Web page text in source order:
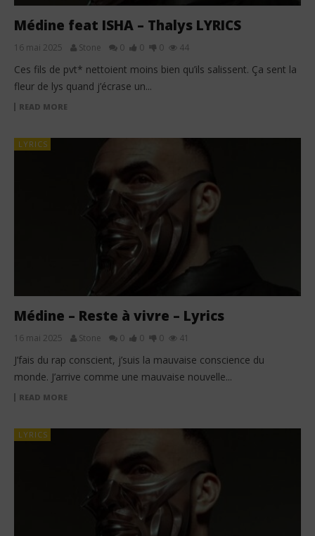
Médine feat ISHA – Thalys LYRICS
16 mai 2025 Stone 0 0 0 44
Ces fils de pvt* nettoient moins bien qu’ils salissent. Ça sent la
fleur de lys quand j’écrase un...
READ MORE
LYRICS
Médine – Reste à vivre – Lyrics
16 mai 2025 Stone 0 0 0 41
J’fais du rap conscient, j’suis la mauvaise conscience du
monde. J’arrive comme une mauvaise nouvelle...
READ MORE
LYRICS